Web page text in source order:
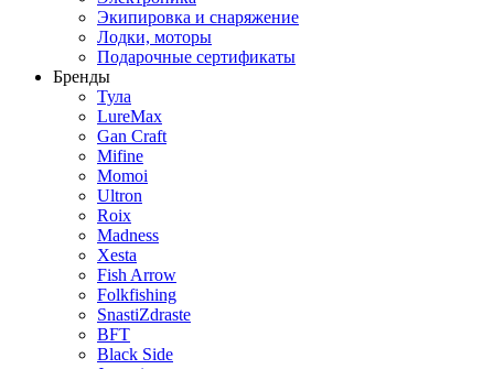
Экипировка и снаряжение
Лодки, моторы
Подарочные сертификаты
Бренды
Тула
LureMax
Gan Craft
Mifine
Momoi
Ultron
Roix
Madness
Xesta
Fish Arrow
Folkfishing
SnastiZdraste
BFT
Black Side